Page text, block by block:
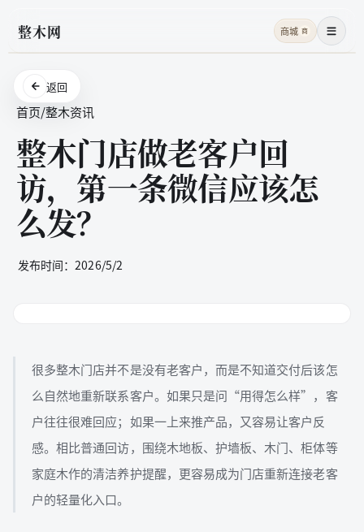
整木网 商城 商 菜单
返回
首页/整木资讯
整木门店做老客户回
访，第一条微信应该怎
么发？
发布时间：2026/5/2
很多整木门店并不是没有老客户，而是不知道交付后该怎
么自然地重新联系客户。如果只是问“用得怎么样”，客
户往往很难回应；如果一上来推产品，又容易让客户反
感。相比普通回访，围绕木地板、护墙板、木门、柜体等
家庭木作的清洁养护提醒，更容易成为门店重新连接老客
户的轻量化入口。